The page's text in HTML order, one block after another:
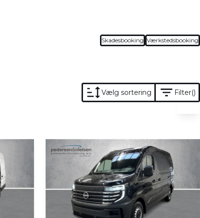
Skadesbooking Værkstedsbooking
Vælg sortering Filter